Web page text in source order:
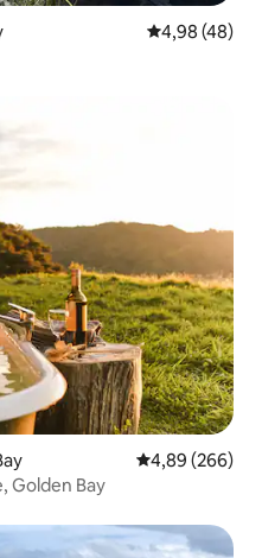
Note
4,98 (48)
les plus aimés
Note
4,89 (266)
Golden Bay